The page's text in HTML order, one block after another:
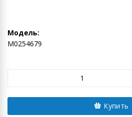
Модель:
М0254679
Купить